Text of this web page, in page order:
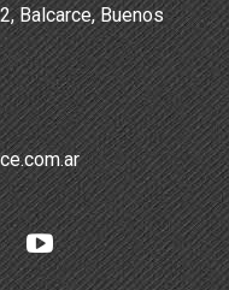
Balcarce, Buenos